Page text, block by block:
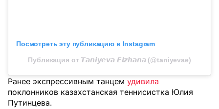
Посмотреть эту публикацию в Instagram
Публикация от 𝙏𝙖𝙣𝙞𝙮𝙚𝙫𝙖 𝙀𝙡𝙯𝙝𝙖𝙣𝙖 (@taniyevae)
Ранее экспрессивным танцем удивила
поклонников казахстанская теннисистка Юлия
Путинцева.